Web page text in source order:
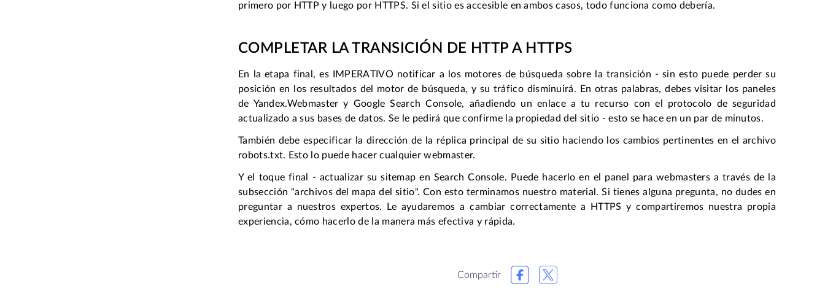
primero por HTTP y luego por HTTPS. Si el sitio es accesible en ambos casos, todo funciona como debería.
COMPLETAR LA TRANSICIÓN DE HTTP A HTTPS
En la etapa final, es IMPERATIVO notificar a los motores de búsqueda sobre la transición - sin esto puede perder su
posición en los resultados del motor de búsqueda, y su tráfico disminuirá. En otras palabras, debes visitar los paneles
de Yandex.Webmaster y Google Search Console, añadiendo un enlace a tu recurso con el protocolo de seguridad
actualizado a sus bases de datos. Se le pedirá que confirme la propiedad del sitio - esto se hace en un par de minutos.
También debe especificar la dirección de la réplica principal de su sitio haciendo los cambios pertinentes en el archivo
robots.txt. Esto lo puede hacer cualquier webmaster.
Y el toque final - actualizar su sitemap en Search Console. Puede hacerlo en el panel para webmasters a través de la
subsección "archivos del mapa del sitio". Con esto terminamos nuestro material. Si tienes alguna pregunta, no dudes en
preguntar a nuestros expertos. Le ayudaremos a cambiar correctamente a HTTPS y compartiremos nuestra propia
experiencia, cómo hacerlo de la manera más efectiva y rápida.
Compartir